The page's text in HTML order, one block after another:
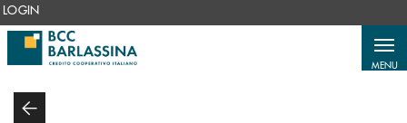
Salta al contenuto principale
LOGIN
MENU